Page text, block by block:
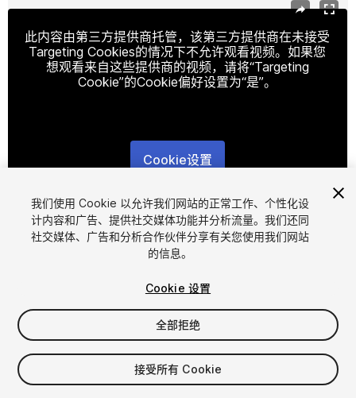
此内容由第三方提供商托管，该第三方提供商在未接受
Targeting Cookies的情况下不允许观看视频。如果您
想观看来自这些提供商的视频，请将“Targeting
Cookie”的Cookie偏好设置为“是”。
Cookie设置
1/14
$20
增值税将在结算时计算
我们使用 Cookie 以允许我们网站的正常工作、个性化设
计内容和广告、提供社交媒体功能并分析流量。我们还同
社交媒体、广告和分析合作伙伴分享有关您使用我们网站
的信息。
Cookie 设置
全部拒绝
接受所有 Cookie